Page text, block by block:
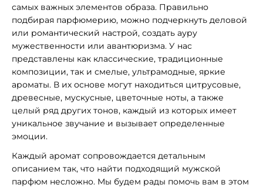
самых важных элементов образа. Правильно
подбирая парфюмерию, можно подчеркнуть деловой
или романтический настрой, создать ауру
мужественности или авантюризма. У нас
представлены как классические, традиционные
композиции, так и смелые, ультрамодные, яркие
ароматы. В их основе могут находиться цитрусовые,
древесные, мускусные, цветочные ноты, а также
целый ряд других тонов, каждый из которых имеет
уникальное звучание и вызывает определенные
эмоции.
Каждый аромат сопровождается детальным
описанием так, что найти подходящий мужской
парфюм несложно. Мы будем рады помочь вам в этом